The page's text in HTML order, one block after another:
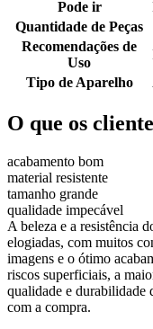
Pode ir
Quantidade de Peças
Recomendações de
Uso
Tipo de Aparelho
O que os
acabamento bom
material resistente
tamanho grande
qualidade impecável
A beleza e a resistência
elogiadas, com muitos
imagens e o ótimo
riscos superficiais, a
qualidade e durabilidade
com a compra.